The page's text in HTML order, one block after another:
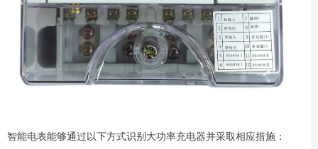
智能电表能够通过以下方式识别大功率充电器并采取相应措施：